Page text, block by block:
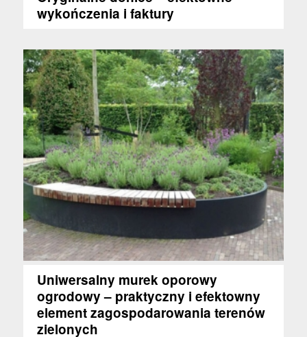
wykończenia i faktury
Uniwersalny murek oporowy
ogrodowy – praktyczny i efektowny
element zagospodarowania terenów
zielonych